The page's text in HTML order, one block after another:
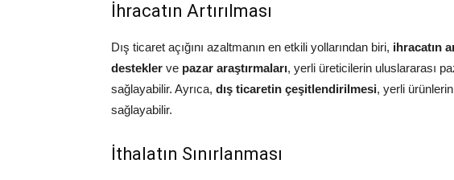
İhracatın Artırılması
Dış ticaret açığını azaltmanın en etkili yollarından biri, ihracatın
destekler ve pazar araştırmaları, yerli üreticilerin uluslararası
sağlayabilir. Ayrıca, dış ticaretin çeşitlendirilmesi, yerli
sağlayabilir.
İthalatın Sınırlanması